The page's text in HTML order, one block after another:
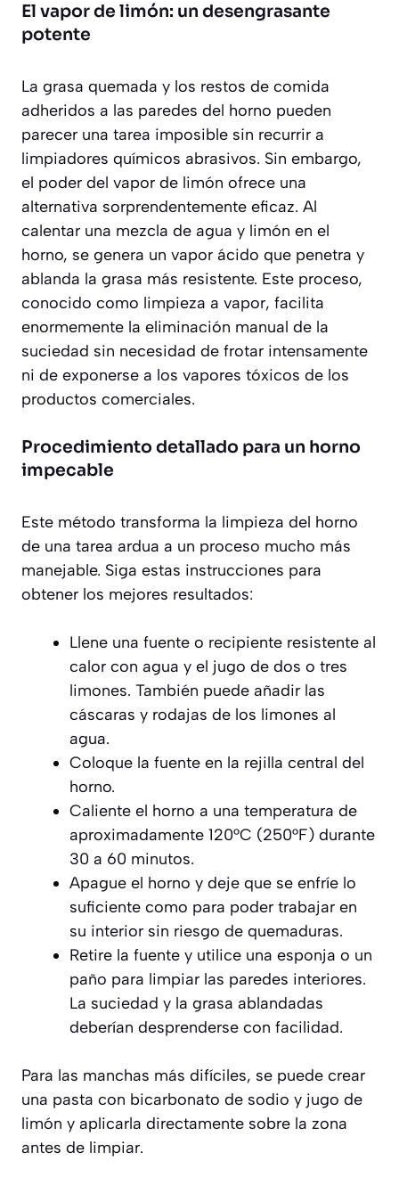
El vapor de limón: un desengrasante
potente
La grasa quemada y los restos de comida
adheridos a las paredes del horno pueden
parecer una tarea imposible sin recurrir a
limpiadores químicos abrasivos. Sin embargo,
el poder del vapor de limón ofrece una
alternativa sorprendentemente eficaz. Al
calentar una mezcla de agua y limón en el
horno, se genera un vapor ácido que penetra y
ablanda la grasa más resistente. Este proceso,
conocido como limpieza a vapor, facilita
enormemente la eliminación manual de la
suciedad sin necesidad de frotar intensamente
ni de exponerse a los vapores tóxicos de los
productos comerciales.
Procedimiento detallado para un horno
impecable
Este método transforma la limpieza del horno
de una tarea ardua a un proceso mucho más
manejable. Siga estas instrucciones para
obtener los mejores resultados:
Llene una fuente o recipiente resistente al
calor con agua y el jugo de dos o tres
limones. También puede añadir las
cáscaras y rodajas de los limones al
agua.
Coloque la fuente en la rejilla central del
horno.
Caliente el horno a una temperatura de
aproximadamente 120°C (250°F) durante
30 a 60 minutos.
Apague el horno y deje que se enfríe lo
suficiente como para poder trabajar en
su interior sin riesgo de quemaduras.
Retire la fuente y utilice una esponja o un
paño para limpiar las paredes interiores.
La suciedad y la grasa ablandadas
deberían desprenderse con facilidad.
Para las manchas más difíciles, se puede crear
una pasta con bicarbonato de sodio y jugo de
limón y aplicarla directamente sobre la zona
antes de limpiar.